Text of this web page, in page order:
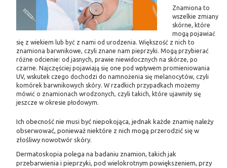
Znamiona to
wszelkie zmiany
skórne, które
mogą pojawiać
się z wiekiem lub być z nami od urodzenia. Większość z nich to
znamiona barwnikowe, czyli znane nam pieprzyki. Mogą przybierać
różne odcienie: od jasnych, prawie niewidocznych na skórze, po
czarne. Najczęściej pojawiają się one pod wpływem promieniowania
UV, wskutek czego dochodzi do namnożenia się melanocytów, czyli
komórek barwnikowych skóry. W rzadkich przypadkach możemy
mówić o znamionach wrodzonych, czyli takich, które ujawniły się
jeszcze w okresie płodowym.
Ich obecność nie musi być niepokojąca, jednak każde znamię należy
obserwować, ponieważ niektóre z nich mogą przerodzić się w
złośliwy nowotwór skóry.
Dermatoskopia polega na badaniu znamion, takich jak
przebarwienia i pieprzyki, pod wielokrotnym powiększeniem, przy